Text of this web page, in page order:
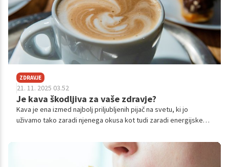
ZDRAVJE
21. 11. 2025 03.52
Je kava škodljiva za vaše zdravje?
Kava je ena izmed najbolj priljubljenih pijač na svetu, ki jo
uživamo tako zaradi njenega okusa kot tudi zaradi energijske
mnenja o tem, ali je kava dobra ali slaba za naše zdravje.
Nekateri jo obtožujejo, da povzroča številne težave, medtem ko
drugi trdijo, da ima številne koristi. Kaj torej pravijo dejstva in kaj